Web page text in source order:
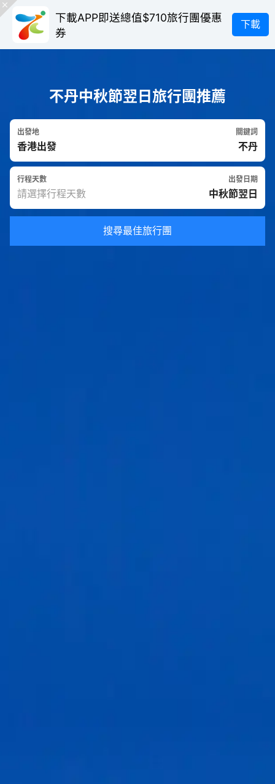
下載APP即送總值$710旅行團優惠
券
下載
不丹中秋節翌日旅行團推薦
出發地 關鍵詞
出發日期
行程天數
搜尋最佳旅行團